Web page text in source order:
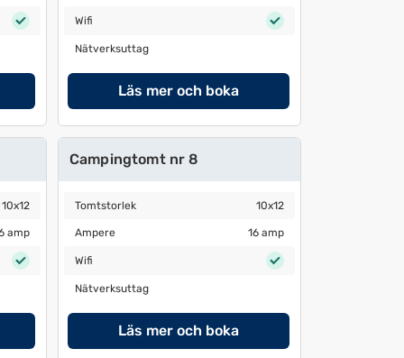
WifiWifi
Nätverksuttag
Nätverksuttag
Läs mer och boka
10x12
amp
Campingtomt nr 8
Tomtstorlek
Tomtstorlek 10x12
Ampere 16 amp
Ampere 16 amp
WifiWifi
Nätverksuttag
Nätverksuttag
Läs mer och boka